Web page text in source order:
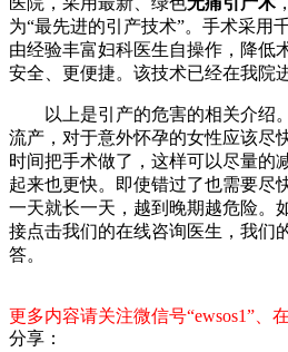
为“最先进的引产技术”。手术采用
由经验丰富妇科医生自操作，降低
安全、更便捷。该技术已经在我院
以上是引产的危害的相关介绍
流产，对于意外怀孕的女性应该尽
时间把手术做了，这样可以尽量的
起来也更快。即使错过了也需要尽
一天就长一天，越到晚期越危险。
接点击我们的在线咨询医生，我们
答。
更多内容请关注微信号“ewsos1”、
分享：